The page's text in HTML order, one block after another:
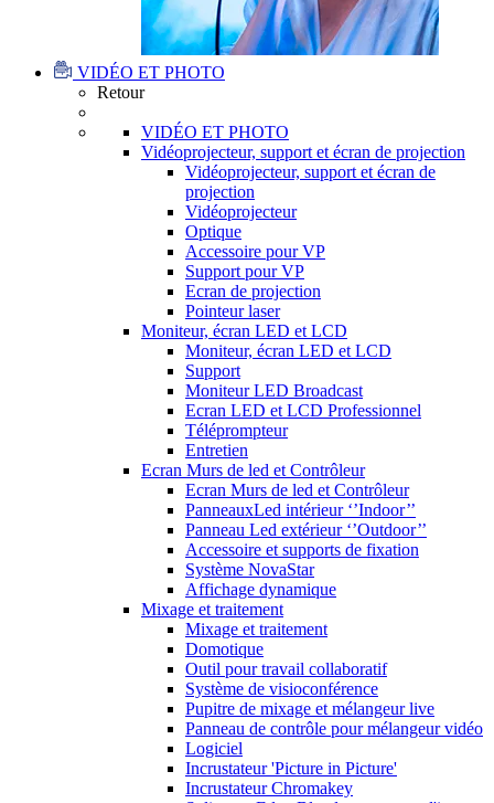
VIDÉO ET PHOTO
Retour
VIDÉO ET PHOTO
Vidéoprojecteur, support et écran de projection
Vidéoprojecteur, support et écran de
projection
Vidéoprojecteur
Optique
Accessoire pour VP
Support pour VP
Ecran de projection
Pointeur laser
Moniteur, écran LED et LCD
Moniteur, écran LED et LCD
Support
Moniteur LED Broadcast
Ecran LED et LCD Professionnel
Téléprompteur
Entretien
Ecran Murs de led et Contrôleur
Ecran Murs de led et Contrôleur
PanneauxLed intérieur ‘’Indoor’’
Panneau Led extérieur ‘’Outdoor’’
Accessoire et supports de fixation
Système NovaStar
Affichage dynamique
Mixage et traitement
Mixage et traitement
Domotique
Outil pour travail collaboratif
Système de visioconférence
Pupitre de mixage et mélangeur live
Panneau de contrôle pour mélangeur vidéo
Logiciel
Incrustateur 'Picture in Picture'
Incrustateur Chromakey